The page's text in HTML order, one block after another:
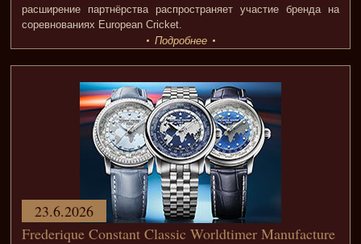
расширение партнёрства распространяет участие бренда на
соревнованиях European Cricket.
Подробнее
Frederique Constant Classic Worldtimer Manufacture
23.6.2026